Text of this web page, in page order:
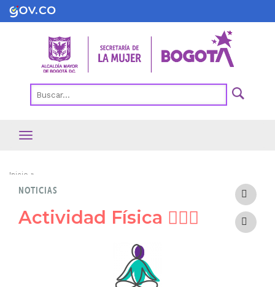
Pasar
al
Ruta
de
navegación
Inicio
NOTICIAS
Actividad Física 🤸🏽‍♀️